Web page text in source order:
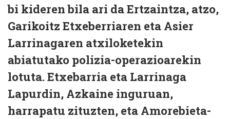
bi kideren bila ari da Ertzaintza, atzo,
Garikoitz Etxeberriaren eta Asier
Larrinagaren atxiloketekin
abiatutako polizia-operazioarekin
lotuta. Etxebarria eta Larrinaga
Lapurdin, Azkaine inguruan,
harrapatu zituzten, eta Amorebieta-